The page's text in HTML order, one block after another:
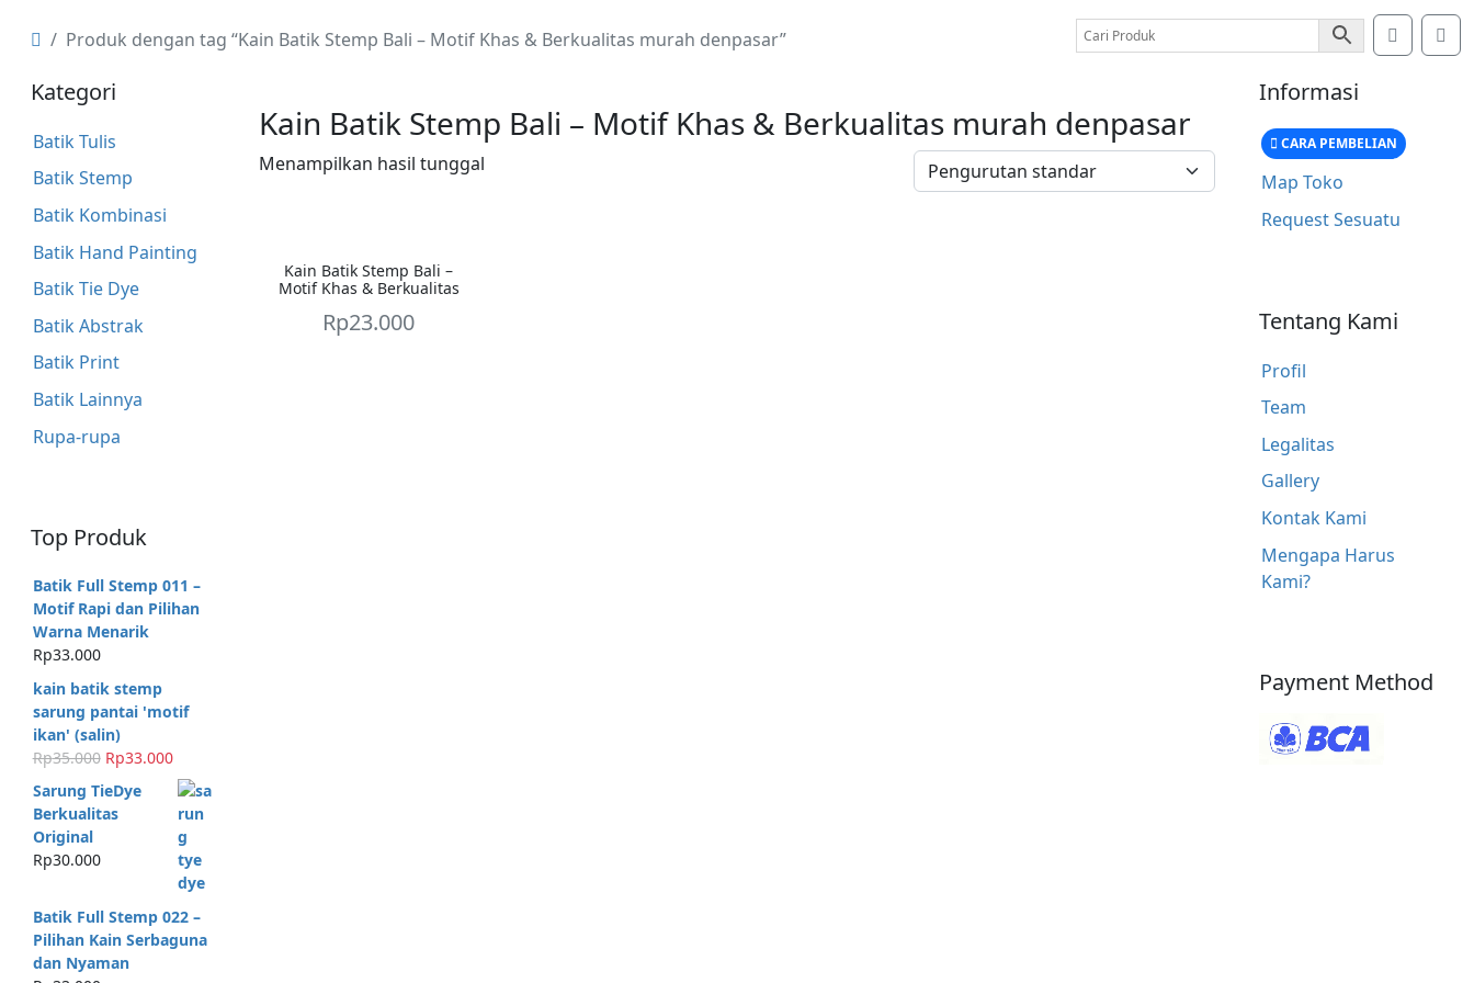
Produk dengan tag “Kain Batik Stemp Bali – Motif Khas & Berkualitas murah denpasar” Account
Kategori
Batik Tulis
Batik Stemp
Batik Kombinasi
Batik Hand Painting
Batik Tie Dye
Batik Abstrak
Batik Print
Batik Lainnya
Rupa-rupa
Top Produk
Batik Full Stemp 011 –
Motif Rapi dan Pilihan
Warna Menarik
Rp33.000
kain batik stemp
sarung pantai 'motif
ikan' (salin)
Rp35.000 H
r
g
l
i
n
Rp33.000H
a
r
g
a
s
a
a
t
Sarung TieDye
Berkualitas
Original
Rp30.000
Batik Full Stemp 022 –
Pilihan Kain Serbaguna
dan Nyaman
Kain Batik Stemp Bali – Motif Khas & Berkualitas murah denpasar
Menampilkan hasil tunggal
Kain Batik Stemp Bali –
Motif Khas & Berkualitas
Rp23.000
Informasi
CARA PEMBELIAN
Map Toko
Request Sesuatu
Tentang Kami
Profil
Team
Legalitas
Gallery
Kontak Kami
Mengapa Harus
Kami?
Payment Method